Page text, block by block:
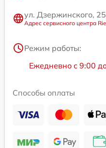
ул. Дзержинского, 25
Адрес сервисного центра
Режим работы:
Ежедневно с 9:00
Способы оплаты